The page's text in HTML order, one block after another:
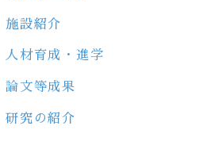
施設紹介
人材育成・進学
論文等成果
研究の紹介